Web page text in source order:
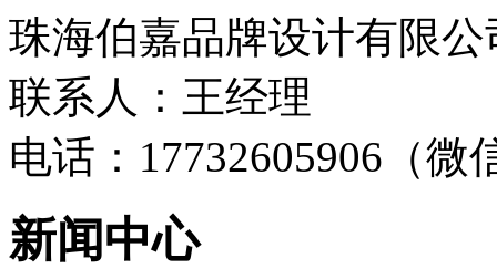
珠海伯嘉品牌设计有限公
联系人：王经理
电话：17732605906（微
新闻中心